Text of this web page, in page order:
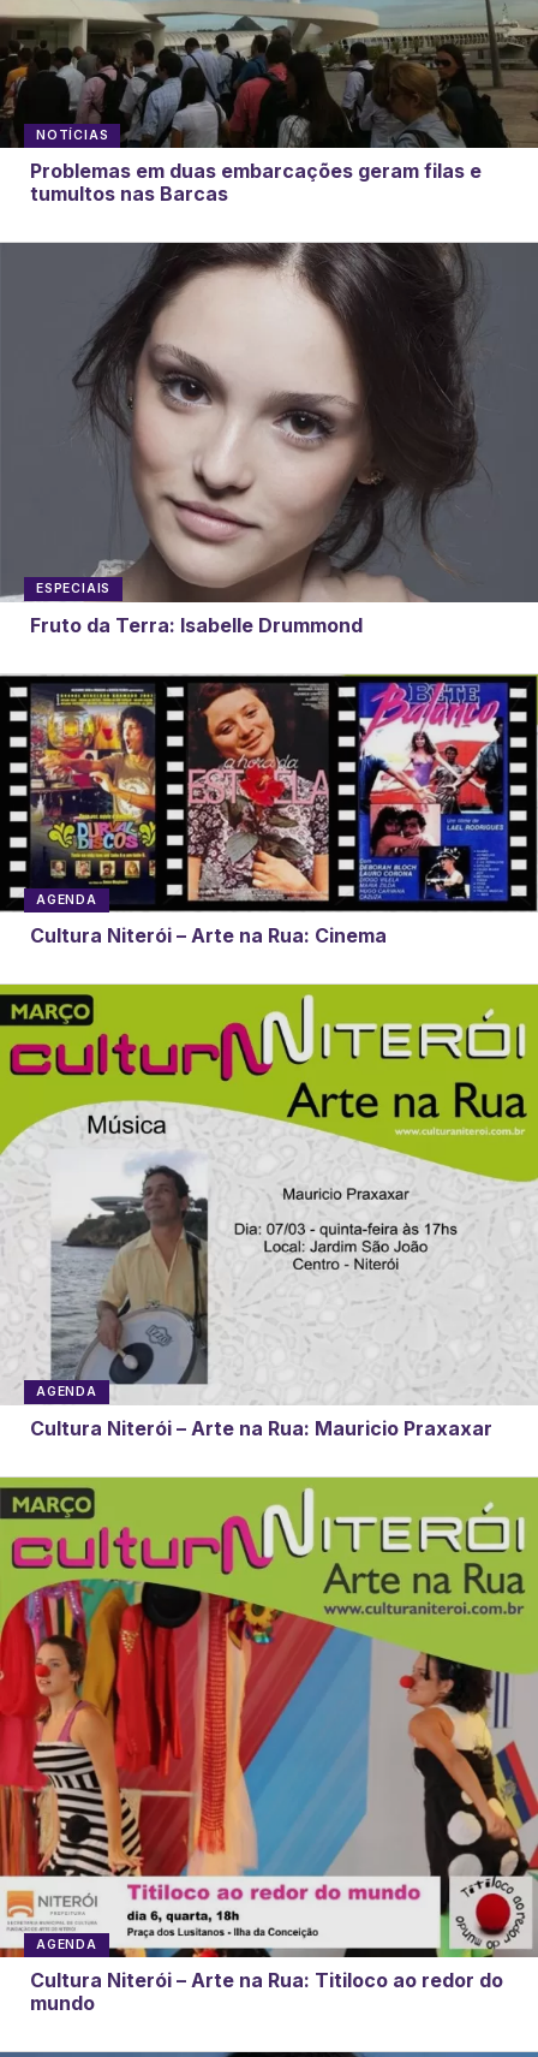
NOTÍCIAS
Problemas em duas embarcações geram filas e
tumultos nas Barcas
ESPECIAIS
Fruto da Terra: Isabelle Drummond
AGENDA
Cultura Niterói – Arte na Rua: Cinema
AGENDA
Cultura Niterói – Arte na Rua: Mauricio Praxaxar
AGENDA
Cultura Niterói – Arte na Rua: Titiloco ao redor do
mundo